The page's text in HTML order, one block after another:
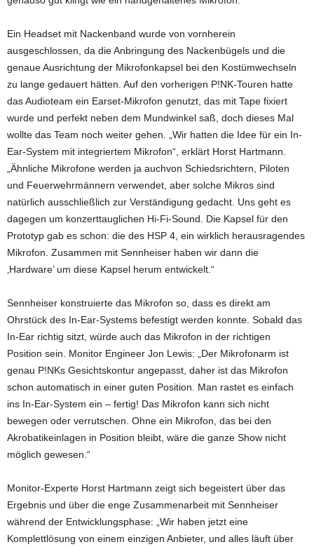
Ein Headset mit Nackenband wurde von vornherein
ausgeschlossen, da die Anbringung des Nackenbügels und die
genaue Ausrichtung der Mikrofonkapsel bei den Kostümwechseln
zu lange gedauert hätten. Auf den vorherigen P!NK-Touren hatte
das Audioteam ein Earset-Mikrofon genutzt, das mit Tape fixiert
wurde und perfekt neben dem Mundwinkel saß, doch dieses Mal
wollte das Team noch weiter gehen. „Wir hatten die Idee für ein In-
Ear-System mit integriertem Mikrofon“, erklärt Horst Hartmann.
„Ähnliche Mikrofone werden ja auchvon Schiedsrichtern, Piloten
und Feuerwehrmännern verwendet, aber solche Mikros sind
natürlich ausschließlich zur Verständigung gedacht. Uns geht es
dagegen um konzerttauglichen Hi-Fi-Sound. Die Kapsel für den
Prototyp gab es schon: die des HSP 4, ein wirklich herausragendes
Mikrofon. Zusammen mit Sennheiser haben wir dann die
‚Hardware’ um diese Kapsel herum entwickelt.“
Sennheiser konstruierte das Mikrofon so, dass es direkt am
Ohrstück des In-Ear-Systems befestigt werden konnte. Sobald das
In-Ear richtig sitzt, würde auch das Mikrofon in der richtigen
Position sein. Monitor Engineer Jon Lewis: „Der Mikrofonarm ist
genau P!NKs Gesichtskontur angepasst, daher ist das Mikrofon
schon automatisch in einer guten Position. Man rastet es einfach
ins In-Ear-System ein – fertig! Das Mikrofon kann sich nicht
bewegen oder verrutschen. Ohne ein Mikrofon, das bei den
Akrobatikeinlagen in Position bleibt, wäre die ganze Show nicht
möglich gewesen.“
Monitor-Experte Horst Hartmann zeigt sich begeistert über das
Ergebnis und über die enge Zusammenarbeit mit Sennheiser
während der Entwicklungsphase: „Wir haben jetzt eine
Komplettlösung von einem einzigen Anbieter, und alles läuft über